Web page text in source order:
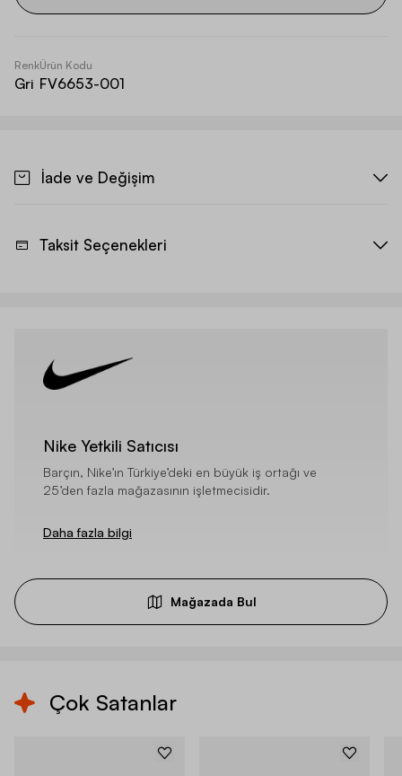
Renk
Gri
Ürün Kodu
FV6653-001
İade ve Değişim
Taksit Seçenekleri
Nike Yetkili Satıcısı
Barçın, Nike’ın Türkiye’deki en büyük iş ortağı ve
25’den fazla mağazasının işletmecisidir.
Daha fazla bilgi
Mağazada Bul
Çok Satanlar